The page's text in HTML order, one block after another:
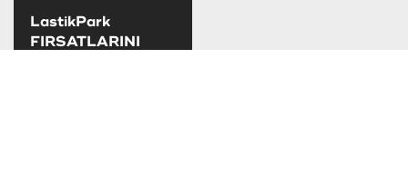
LastikPark
FIRSATLARINI